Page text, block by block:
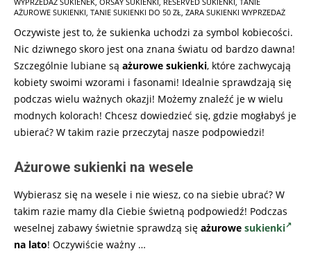
AŻUROWE SUKIENKI TANIE SUKIENKI DO 50 ZŁ ZARA SUKIENKI WYPRZEDAŻ
Oczywiste jest to, że sukienka uchodzi za symbol kobiecości.
Nic dziwnego skoro jest ona znana światu od bardzo dawna!
Szczególnie lubiane są ażurowe sukienki, które zachwycają
kobiety swoimi wzorami i fasonami! Idealnie sprawdzają się
podczas wielu ważnych okazji! Możemy znaleźć je w wielu
modnych kolorach! Chcesz dowiedzieć się, gdzie mogłabyś je
ubierać? W takim razie przeczytaj nasze podpowiedzi!
Ażurowe sukienki na wesele
Wybierasz się na wesele i nie wiesz, co na siebie ubrać? W
takim razie mamy dla Ciebie świetną podpowiedź! Podczas
weselnej zabawy świetnie sprawdzą się ażurowe sukienki
na lato! Oczywiście ważny …